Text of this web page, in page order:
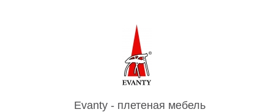
Evanty - плетеная мебель